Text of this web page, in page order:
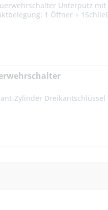
Unterputz
1 Öffner +
Zylinder